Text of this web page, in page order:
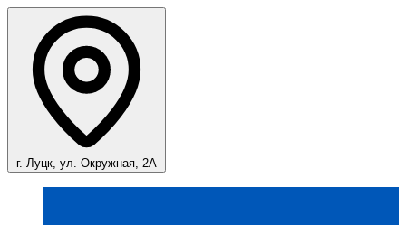
г. Луцк, ул. Окружная, 2А